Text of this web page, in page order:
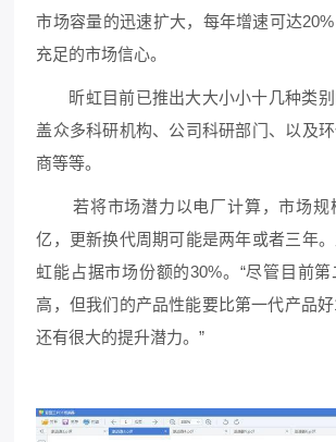
市场容量的迅速扩大，每年增速可达
充足的市场信心。
昕虹目前已推出大大小小十几种类别
盖众多科研机构、公司科研部门、以及
商等等。
若将市场潜力以电厂计算，市场规
亿，更新换代周期可能是两年或者三年
虹能占据市场份额的30%。“尽管目前
高，但我们的产品性能要比第一代产品
还有很大的提升潜力。”